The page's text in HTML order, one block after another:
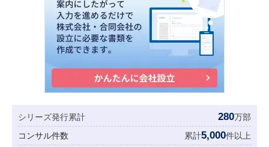
シリーズ発行累計 280万部
コンサル件数
累計5,000件以上